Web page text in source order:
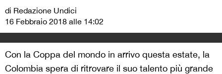
di Redazione Undici
16 Febbraio 2018 alle 14:02
Con la Coppa del mondo in arrivo questa estate, la
Colombia spera di ritrovare il suo talento più grande